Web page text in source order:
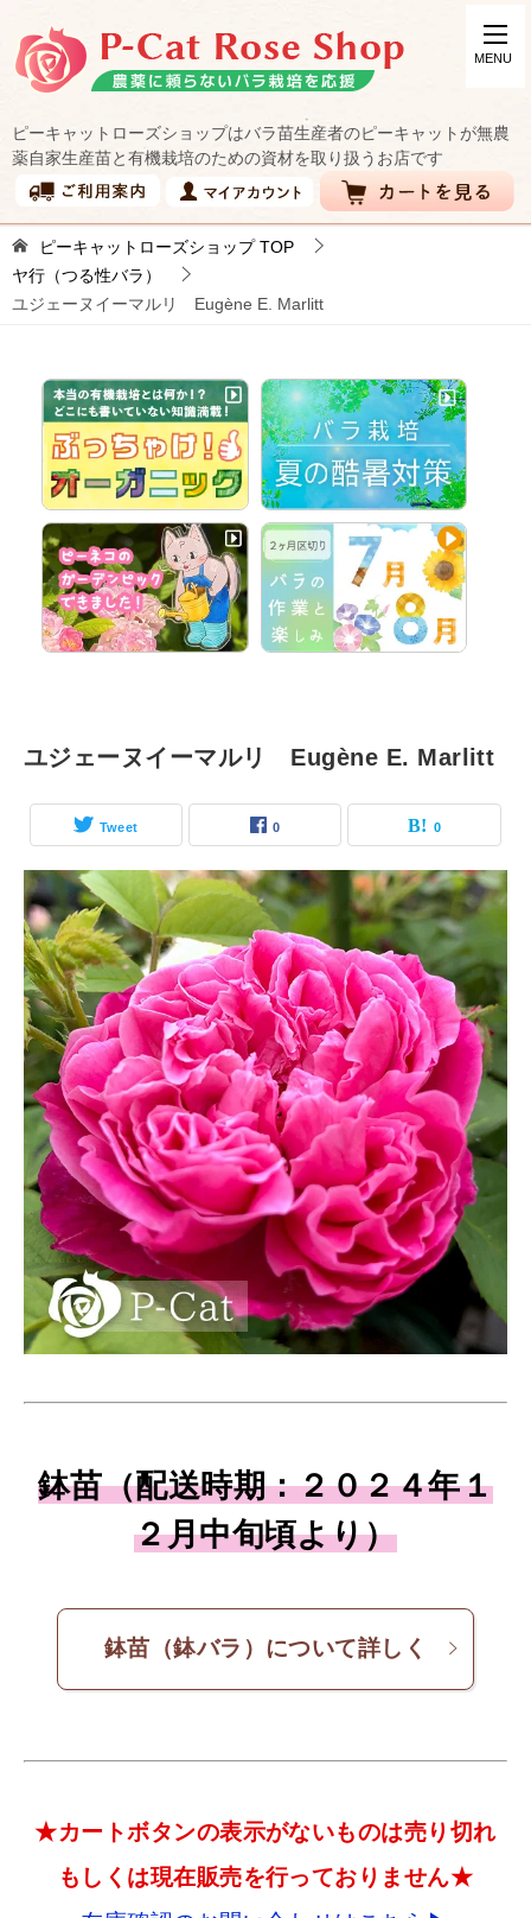
ピーキャットローズショップはバラ苗生産者のピーキャットが無農
薬自家生産苗と有機栽培のための資材を取り扱うお店です
ピーキャットローズショップTOP
ヤ行（つる性バラ）
ユジェーヌイーマルリ Eugène E. Marlitt
ユジェーヌイーマルリ Eugène E. Marlitt
Tweet 0 0
鉢苗（配送時期：２０２４年１
２月中旬頃より）
鉢苗（鉢バラ）について詳しく
★カートボタンの表示がないものは売り切れ
もしくは現在販売を行っておりません★